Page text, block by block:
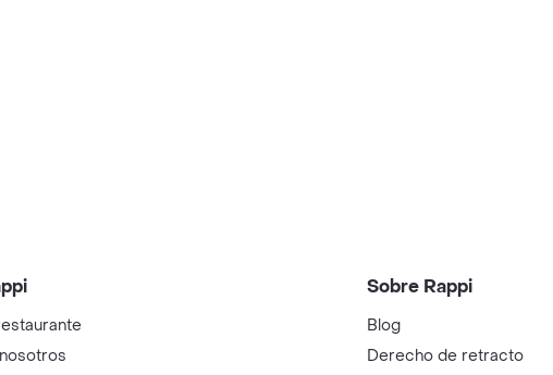
Sobre Rappi
Blog
Derecho de retracto